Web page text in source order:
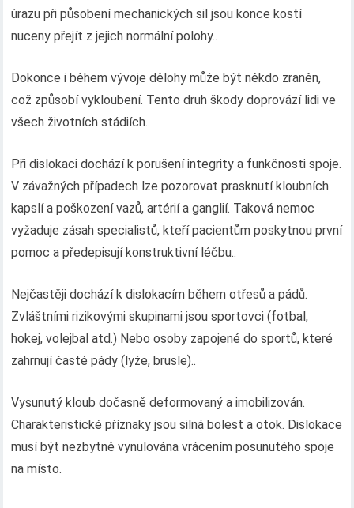
úrazu při působení mechanických sil jsou konce kostí
nuceny přejít z jejich normální polohy..
Dokonce i během vývoje dělohy může být někdo zraněn,
což způsobí vykloubení. Tento druh škody doprovází lidi ve
všech životních stádiích..
Při dislokaci dochází k porušení integrity a funkčnosti spoje.
V závažných případech lze pozorovat prasknutí kloubních
kapslí a poškození vazů, artérií a ganglií. Taková nemoc
vyžaduje zásah specialistů, kteří pacientům poskytnou první
pomoc a předepisují konstruktivní léčbu..
Nejčastěji dochází k dislokacím během otřesů a pádů.
Zvláštními rizikovými skupinami jsou sportovci (fotbal,
hokej, volejbal atd.) Nebo osoby zapojené do sportů, které
zahrnují časté pády (lyže, brusle)..
Vysunutý kloub dočasně deformovaný a imobilizován.
Charakteristické příznaky jsou silná bolest a otok. Dislokace
musí být nezbytně vynulována vrácením posunutého spoje
na místo.